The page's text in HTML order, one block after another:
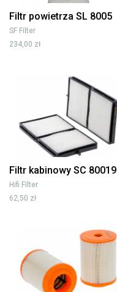
Filtr powietrza SL 8005
SF Filter
234,00 zł
Filtr kabinowy SC 80019
Hifi Filter
62,50 zł